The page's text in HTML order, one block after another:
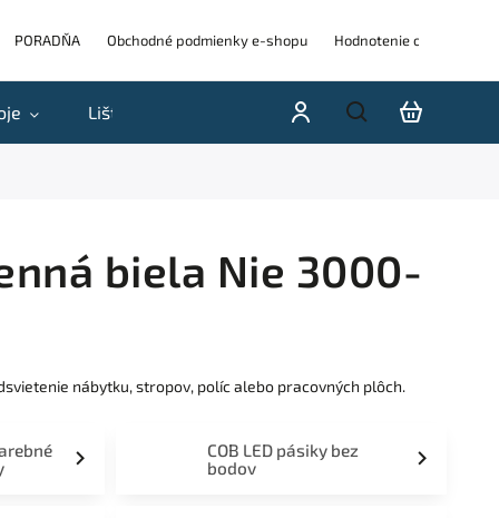
PORADŇA Obchodné podmienky e-shopu Hodnotenie obchodu
Lišty Akcie a výpredaje Blog
biela Nie 3000-
nábytku, stropov, políc alebo pracovných plôch.
COB LED pásiky bez
bodov